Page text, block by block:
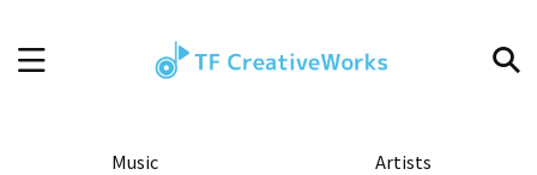
Music Artists